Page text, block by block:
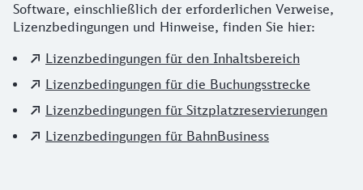
Software, einschließlich der erforderlichen Verweise,
Lizenzbedingungen und Hinweise, finden Sie hier:
Lizenzbedingungen für den Inhaltsbereich
Lizenzbedingungen für die Buchungsstrecke
Lizenzbedingungen für Sitzplatzreservierungen
Lizenzbedingungen für BahnBusiness